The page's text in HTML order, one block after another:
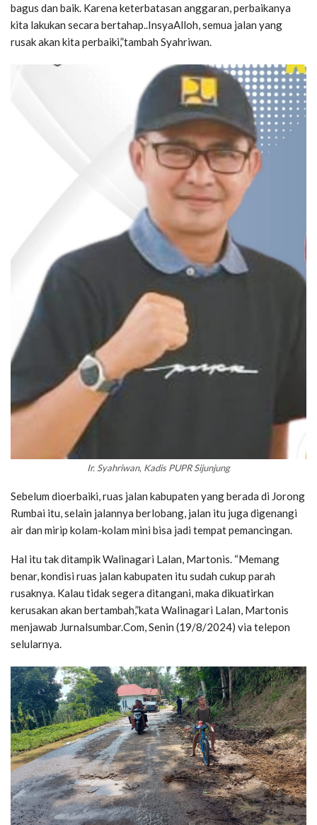
bagus dan baik. Karena keterbatasan anggaran, perbaikanya
kita lakukan secara bertahap..InsyaAlloh, semua jalan yang
rusak akan kita perbaiki,”tambah Syahriwan.
Ir. Syahriwan, Kadis PUPR Sijunjung
Sebelum dioerbaiki, ruas jalan kabupaten yang berada di Jorong
Rumbai itu, selain jalannya berlobang, jalan itu juga digenangi
air dan mirip kolam-kolam mini bisa jadi tempat pemancingan.
Hal itu tak ditampik Walinagari Lalan, Martonis. “Memang
benar, kondisi ruas jalan kabupaten itu sudah cukup parah
rusaknya. Kalau tidak segera ditangani, maka dikuatirkan
kerusakan akan bertambah,”kata Walinagari Lalan, Martonis
menjawab Jurnalsumbar.Com, Senin (19/8/2024) via telepon
selularnya.